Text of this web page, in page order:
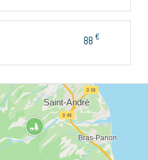
88 €